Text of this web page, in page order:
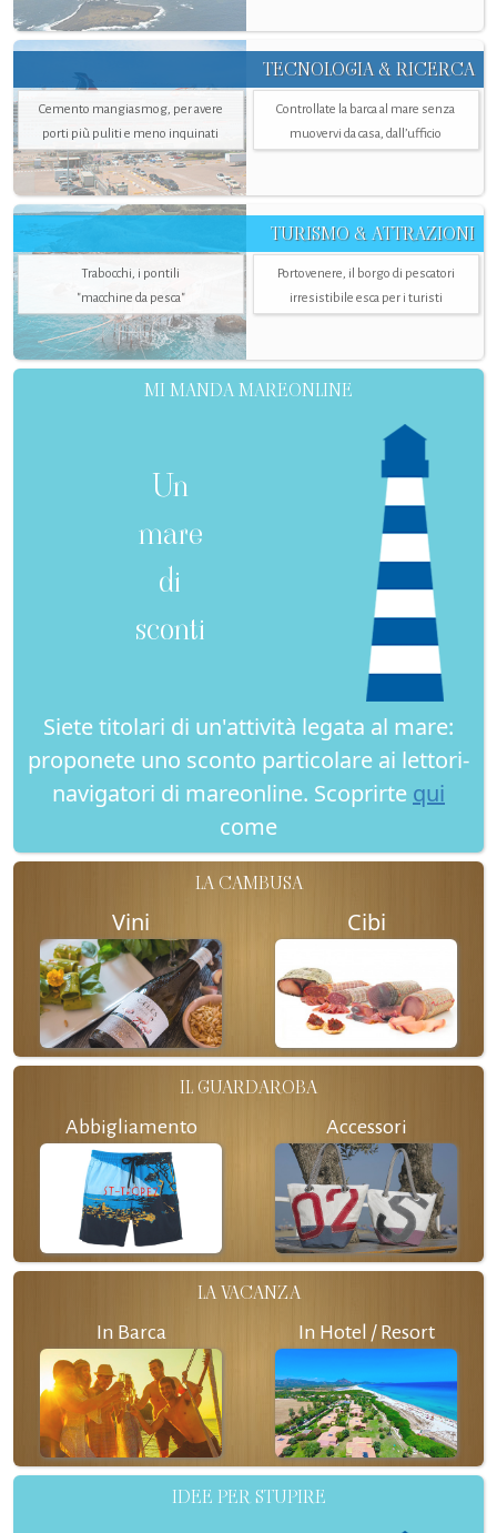
TECNOLOGIA & RICERCA
Cemento mangiasmog, per avere
porti più puliti e meno inquinati
Controllate la barca al mare senza
muovervi da casa, dall’ufficio
TURISMO & ATTRAZIONI
Trabocchi, i pontili
"macchine da pesca"
Portovenere, il borgo di pescatori
irresistibile esca per i turisti
MI MANDA MAREONLINE
Un
mare
di
sconti
Siete titolari di un'attività legata al mare:
proponete uno sconto particolare ai lettori-
navigatori di mareonline. Scoprirte qui
come
LA CAMBUSA
Vini Cibi
IL GUARDAROBA
Abbigliamento Accessori
LA VACANZA
In Barca In Hotel / Resort
IDEE PER STUPIRE